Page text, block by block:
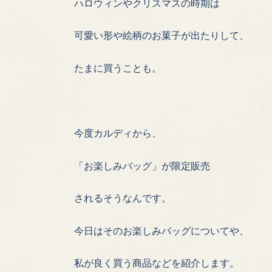
ハロウィンやクリスマスの時期は
可愛い形や絵柄のお菓子が出たりして、
たまに買うことも。
今度カルディから、
「お楽しみバッグ」が限定販売
されるそうなんです。
今日はそのお楽しみバッグについてや、
私が良く買う商品などを紹介します。